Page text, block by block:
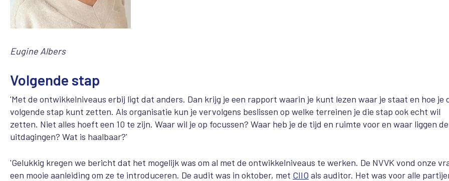
Eugine Albers
Volgende stap
'Met de ontwikkelniveaus erbij ligt dat anders. Dan krijg je een rapport waarin je kunt lezen waar je staat en hoe je
volgende stap kunt zetten. Als organisatie kun je vervolgens beslissen op welke terreinen je die stap ook echt wil
zetten. Niet alles hoeft een 10 te zijn. Waar wil je op focussen? Waar heb je de tijd en ruimte voor en waar liggen de
uitdagingen? Wat is haalbaar?'
'Gelukkig kregen we bericht dat het mogelijk was om al met de ontwikkelniveaus te werken. De NVVK vond onze
een mooie aanleiding om ze te introduceren. De audit was in oktober, met CIIO als auditor. Het was voor alle